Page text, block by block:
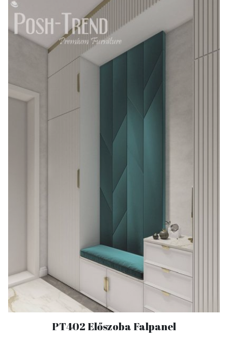
PT402 Előszoba Falpanel